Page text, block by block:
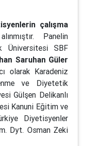
çalışma
Panelin
Üniversitesi SBF
Saruhan Güler
olarak Karadeniz
ve Diyetetik
Gülşen Delikanlı
Kanuni Eğitim ve
Diyetisyenler
Dyt. Osman Zeki